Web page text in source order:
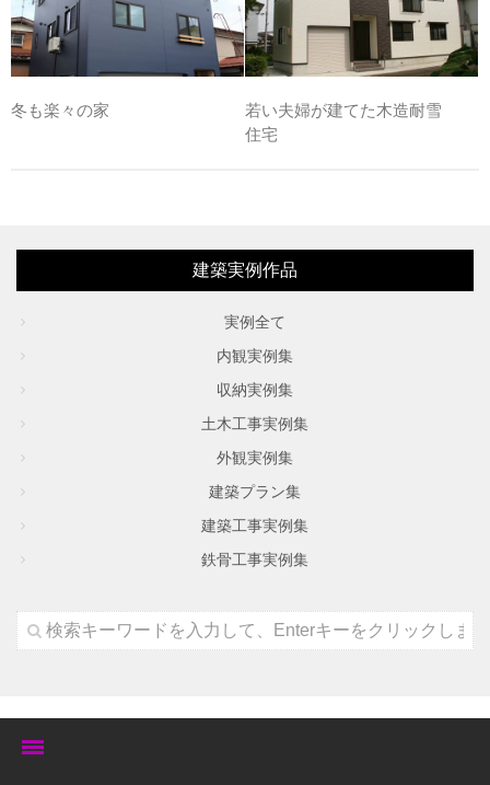
冬も楽々の家
若い夫婦が建てた木造耐雪
住宅
建築実例作品
実例全て
内観実例集
収納実例集
土木工事実例集
外観実例集
建築プラン集
建築工事実例集
鉄骨工事実例集